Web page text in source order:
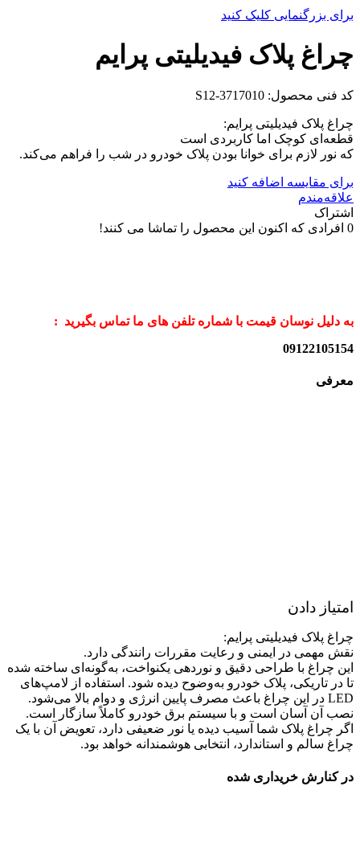
برای بزرگنمایی کلیک کنید
چراغ پلاک فیدیلیتی پرایم
کد فنی محصول: S12-3717010
چراغ پلاک فیدیلیتی پرایم:
قطعه‌ای کوچک اما کاربردی است
که نور لازم برای خوانا بودن پلاک خودرو در شب را فراهم می‌کند.
برای مقایسه اضافه کنید
علاقه‌مندم
اشتراک
0 افرادی که اکنون این محصول را تماشا می کنند!
به دلیل نوسان قیمت با شماره تلفن های ما تماس بگیرید :
09122105154
معرفی
امتیاز دادن
چراغ پلاک فیدیلیتی پرایم:
نقش مهمی در ایمنی و رعایت مقررات رانندگی دارد.
این چراغ با طراحی دقیق و نوردهی یکنواخت، به‌گونه‌ای ساخته شده
تا در تاریکی، پلاک خودرو به‌وضوح دیده شود. استفاده از لامپ‌های
LED در این چراغ باعث مصرف پایین انرژی و دوام بالا می‌شود.
نصب آن آسان است و با سیستم برق خودرو کاملاً سازگار است.
اگر چراغ پلاک شما آسیب دیده یا نور ضعیفی دارد، تعویض آن با یک
چراغ سالم و استاندارد، انتخابی هوشمندانه خواهد بود.
در کنارش خریداری شده